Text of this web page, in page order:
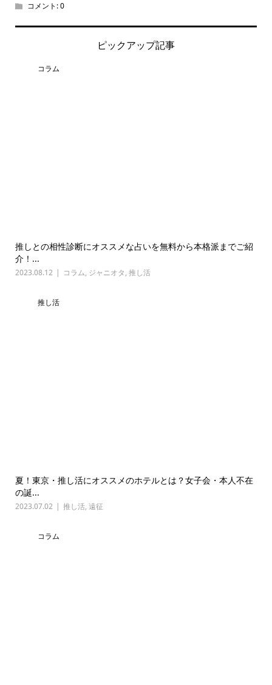
コメント:0
ピックアップ記事
コラム
推しとの相性診断にオススメな占いを無料から本格派までご紹
介！...
2023.08.12 コラム, ジャニオタ, 推し活
推し活
夏！東京・推し活にオススメのホテルとは？女子会・本人不在
の誕...
2023.07.02 推し活, 遠征
コラム